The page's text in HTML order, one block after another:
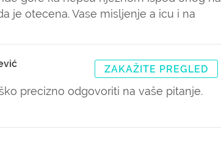
je otecena. Vase misljenje a icu i na
ZAKAŽITE PREGLED
precizno odgovoriti na vaše pitanje.